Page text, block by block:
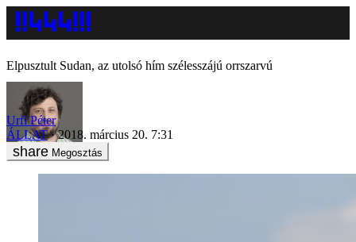
Elpusztult Sudan, az utolsó hím szélesszájú orrszarvú
Urfi Péter
ÁLLAT
2018. március 20. 7:31
Megosztás